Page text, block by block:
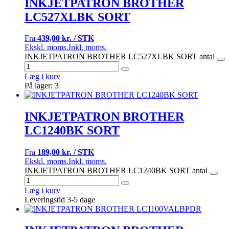
INKJETPATRON BROTHER
LC527XLBK SORT
Fra 439,00 kr. / STK
Ekskl. moms.Inkl. moms.
INKJETPATRON BROTHER LC527XLBK SORT antal
Læg i kurv
På lager: 3
INKJETPATRON BROTHER
LC1240BK SORT
Fra 189,00 kr. / STK
Ekskl. moms.Inkl. moms.
INKJETPATRON BROTHER LC1240BK SORT antal
Læg i kurv
Leveringstid 3-5 dage